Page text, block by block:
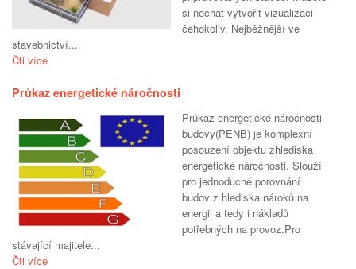
si nechat vytvořit vizualizaci
čehokoliv. Nejběžnější ve
stavebnictví...
Čti více
Průkaz energetické náročnosti
Průkaz energetické náročnosti
budovy(PENB) je komplexní
posouzení objektu zhlediska
energetické náročnosti. Slouží
pro jednoduché porovnání
budov z hlediska nároků na
energii a tedy i nákladů
potřebných na provoz.Pro
stávající majitele...
Čti více